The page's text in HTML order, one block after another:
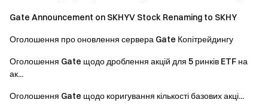
Gate Announcement on SKHYV Stock Renaming to SKHY
Оголошення про оновлення сервера Gate Копітрейдингу
Оголошення Gate щодо дроблення акцій для 5 ринків ETF на
ак...
Оголошення Gate щодо коригування кількості базових акці...